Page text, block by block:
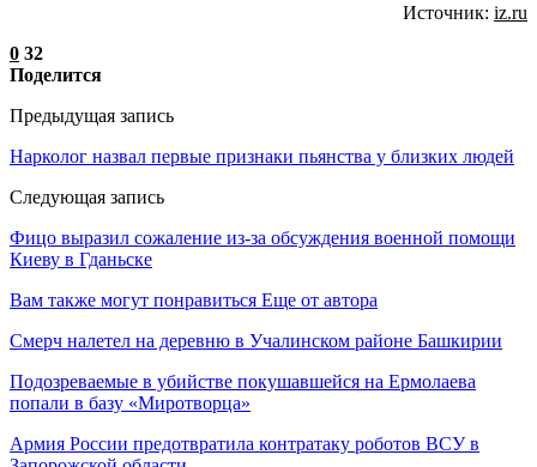
Источник: iz.ru
0 32
Поделится
Предыдущая запись
Нарколог назвал первые признаки пьянства у близких людей
Следующая запись
Фицо выразил сожаление из-за обсуждения военной помощи
Киеву в Гданьске
Вам также могут понравиться Еще от автора
Смерч налетел на деревню в Учалинском районе Башкирии
Подозреваемые в убийстве покушавшейся на Ермолаева
попали в базу «Миротворца»
Армия России предотвратила контратаку роботов ВСУ в